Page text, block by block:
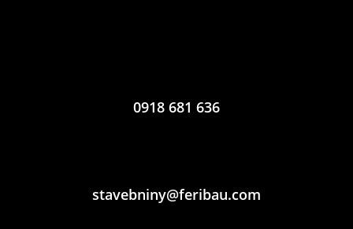
0918 681 636
stavebniny@feribau.com